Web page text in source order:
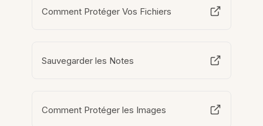
Comment Protéger Vos Fichiers
Sauvegarder les Notes
Comment Protéger les Images